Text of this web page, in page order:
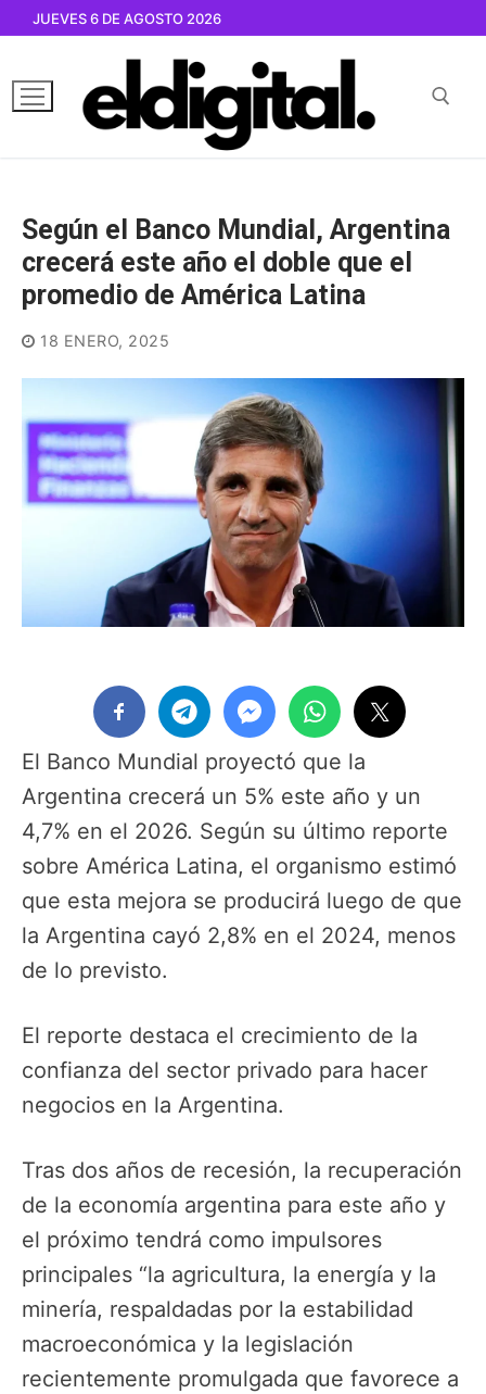
contenido
JUEVES 6 DE AGOSTO 2026
Según el Banco Mundial, Argentina
crecerá este año el doble que el
promedio de América Latina
18 ENERO, 2025
El Banco Mundial proyectó que la
Argentina crecerá un 5% este año y un
4,7% en el 2026. Según su último reporte
sobre América Latina, el organismo estimó
que esta mejora se producirá luego de que
la Argentina cayó 2,8% en el 2024, menos
de lo previsto.
El reporte destaca el crecimiento de la
confianza del sector privado para hacer
negocios en la Argentina.
Tras dos años de recesión, la recuperación
de la economía argentina para este año y
el próximo tendrá como impulsores
principales “la agricultura, la energía y la
minería, respaldadas por la estabilidad
macroeconómica y la legislación
recientemente promulgada que favorece a